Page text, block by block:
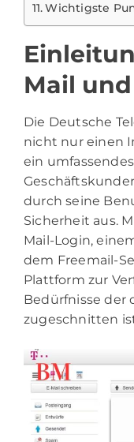
Wichtigste
Mail
Die Deutsche
nicht nur einen
ein
durch seine
Sicherheit aus.
Mail-Login,
dem Freemail-
Plattform zur
Bedürfnisse der
zugeschnitten